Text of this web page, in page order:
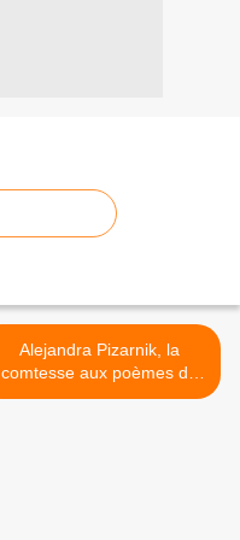
Alejandra Pizarnik, la
comtesse aux poèmes de
sang et de silence. >